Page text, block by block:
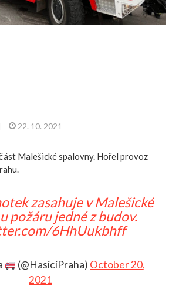
22. 10. 2021
Malešické spalovny. Hořel provoz
zasahuje v Malešické
požáru jedné z budov.
6HhUukbhff
(@HasiciPraha) October 20,
2021